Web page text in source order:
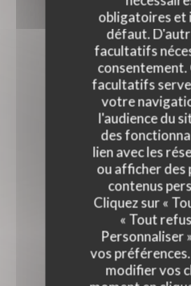
obligatoires et
défaut.
facultatifs
consentement.
facultatifs
votre
l'audience du
des
lien avec les
ou afficher des
contenus
Cliquez sur «
« Tout
Personnaliser
vos
modifier vos